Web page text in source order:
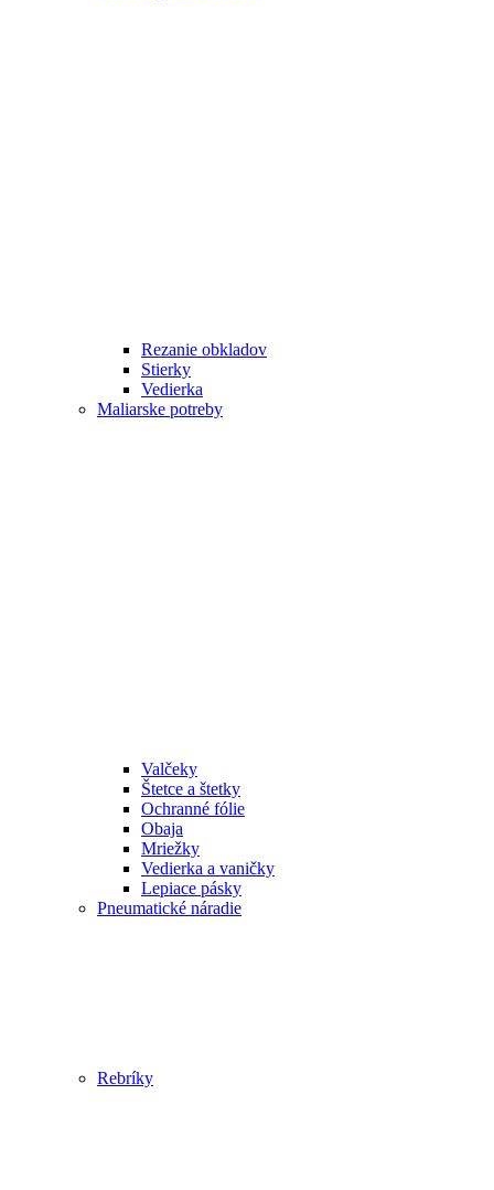
Rezanie obkladov
Stierky
Vedierka
Maliarske potreby
Valčeky
Štetce a štetky
Ochranné fólie
Obaja
Mriežky
Vedierka a vaničky
Lepiace pásky
Pneumatické náradie
Rebríky